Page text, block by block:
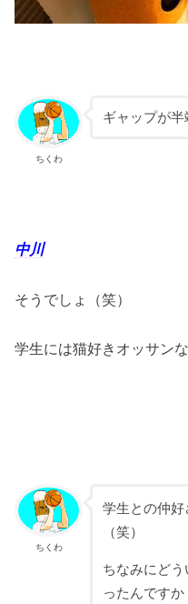
ちくわ
ギャップが半
中川
そうでしょ（笑）
学生には猫好きオッサン
ちくわ
学生との仲好
（笑）
ちなみにど
ったんですか